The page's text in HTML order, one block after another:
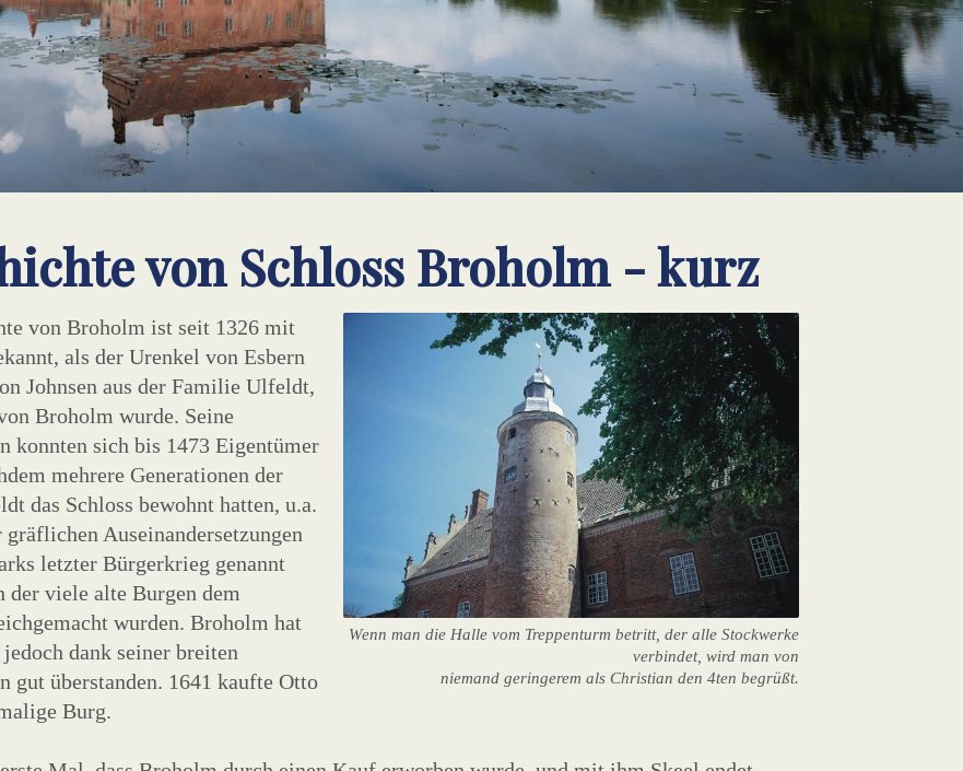
von Schloss Broholm - kurz
Wenn man die Halle vom Treppenturm betritt, der alle Stockwerke
verbindet, wird man von
niemand geringerem als Christian den 4ten begrüßt.
von Broholm ist seit 1326 mit
als der Urenkel von Esbern
Johnsen aus der Familie Ulfeldt,
Broholm wurde. Seine
konnten sich bis 1473 Eigentümer
mehrere Generationen der
das Schloss bewohnt hatten, u.a.
gräflichen Auseinandersetzungen
letzter Bürgerkrieg genannt
der viele alte Burgen dem
wurden. Broholm hat
dank seiner breiten
gut überstanden. 1641 kaufte Otto
Burg.